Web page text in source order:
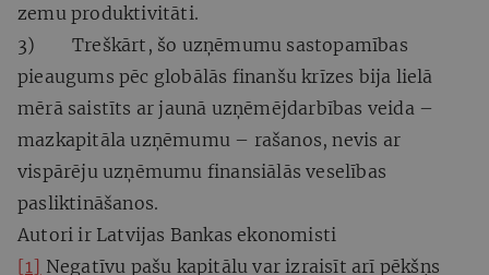
zemu produktivitāti.
3) Treškārt, šo uzņēmumu sastopamības
pieaugums pēc globālās finanšu krīzes bija lielā
mērā saistīts ar jaunā uzņēmējdarbības veida –
mazkapitāla uzņēmumu – rašanos, nevis ar
vispārēju uzņēmumu finansiālās veselības
pasliktināšanos.
Autori ir Latvijas Bankas ekonomisti
[1] Negatīvu pašu kapitālu var izraisīt arī pēkšņs